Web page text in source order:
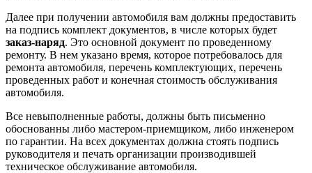
Далее при получении автомобиля вам должны предоставить
на подпись комплект документов, в числе которых будет
заказ-наряд. Это основной документ по проведенному
ремонту. В нем указано время, которое потребовалось для
ремонта автомобиля, перечень комплектующих, перечень
проведенных работ и конечная стоимость обслуживания
автомобиля.
Все невыполненные работы, должны быть письменно
обоснованны либо мастером-приемщиком, либо инженером
по гарантии. На всех документах должна стоять подпись
руководителя и печать организации производившей
техническое обслуживание автомобиля.